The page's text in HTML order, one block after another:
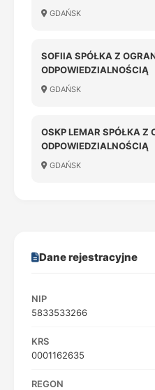
GDAŃSK
SOFIIA SPÓŁKA Z
ODPOWIEDZIALNOŚCIĄ
GDAŃSK
OSKP LEMAR SPÓŁKA Z
ODPOWIEDZIALNOŚCIĄ
GDAŃSK
Dane rejestracyjne
NIP
5833533266
KRS
0001162635
REGON